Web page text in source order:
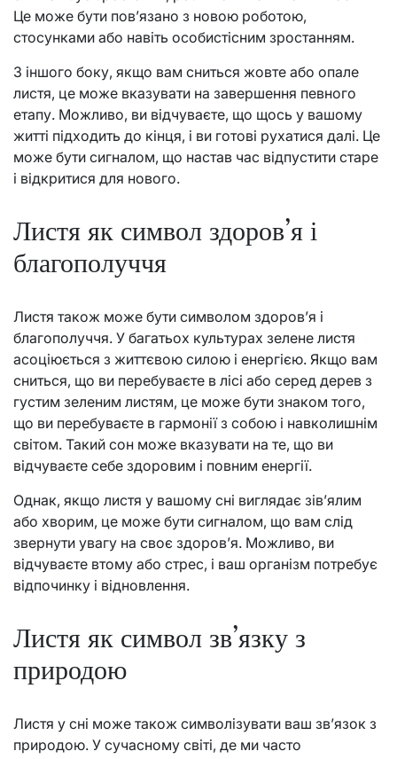
Це може бути пов’язано з новою роботою,
стосунками або навіть особистісним зростанням.
З іншого боку, якщо вам сниться жовте або опале
листя, це може вказувати на завершення певного
етапу. Можливо, ви відчуваєте, що щось у вашому
житті підходить до кінця, і ви готові рухатися далі. Це
може бути сигналом, що настав час відпустити старе
і відкритися для нового.
Листя як символ здоров’я і
благополуччя
Листя також може бути символом здоров’я і
благополуччя. У багатьох культурах зелене листя
асоціюється з життєвою силою і енергією. Якщо вам
сниться, що ви перебуваєте в лісі або серед дерев з
густим зеленим листям, це може бути знаком того,
що ви перебуваєте в гармонії з собою і навколишнім
світом. Такий сон може вказувати на те, що ви
відчуваєте себе здоровим і повним енергії.
Однак, якщо листя у вашому сні виглядає зів’ялим
або хворим, це може бути сигналом, що вам слід
звернути увагу на своє здоров’я. Можливо, ви
відчуваєте втому або стрес, і ваш організм потребує
відпочинку і відновлення.
Листя як символ зв’язку з
природою
Листя у сні може також символізувати ваш зв’язок з
природою. У сучасному світі, де ми часто